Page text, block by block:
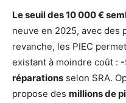
Le seuil des 10 000 €
neuve en 2025, avec des
revanche, les PIEC
existant à moindre coût :
réparations selon SRA.
propose des millions de